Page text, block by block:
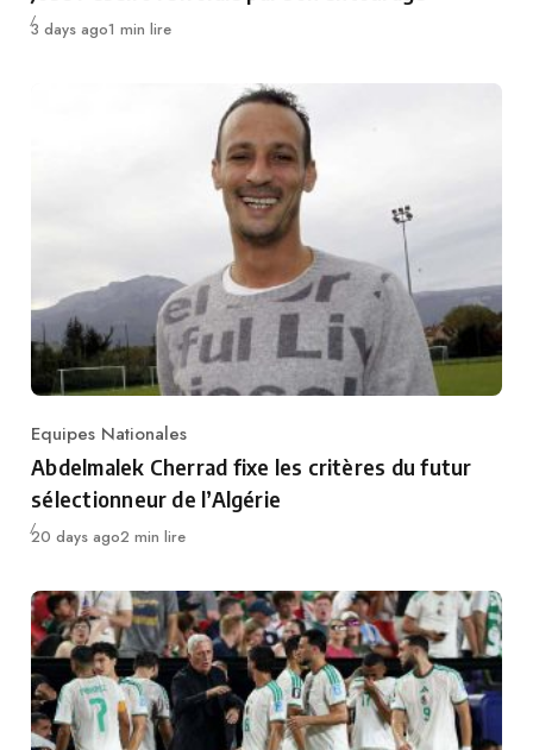
Publié
3 days ago1 min lire
Category
Equipes Nationales
Abdelmalek Cherrad fixe les critères du futur
sélectionneur de l’Algérie
Publié
20 days ago2 min lire